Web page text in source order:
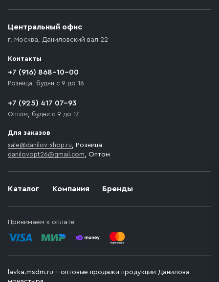
Каталог Компания Бренды
Принимаем к оплате
Центральный офис
г. Москва, Даниловский вал 22
Контакты
+7 (916) 868-10-00
Розница, будни с 9 до 16
+7 (925) 417 07-93
Оптом, будни с 9 до 17
Для заказов
sale@danilov-shop.ru, Розница
danilovopt26@gmail.com, Оптом
lavka.msdm.ru – оптовые продажи продукции Данилова